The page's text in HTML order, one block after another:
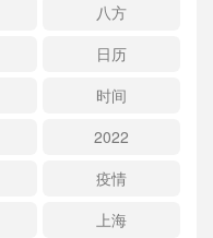
八方
日历
时间
2022
疫情
上海